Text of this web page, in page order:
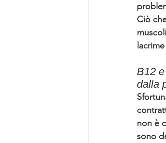
Ciò
B12
dalla
non è
sono